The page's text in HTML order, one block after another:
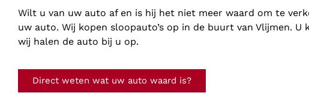
Wilt u van uw auto af en is hij het niet meer waard om te
uw auto. Wij kopen sloopauto’s op in de buurt van Vlijmen. U
wij halen de auto bij u op.
Direct weten wat uw auto waard is?